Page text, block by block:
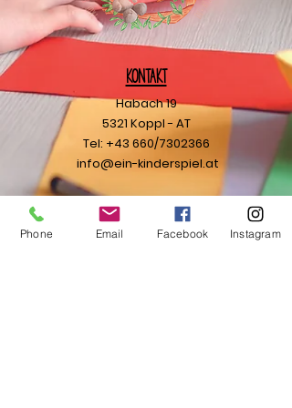
Kontakt
Habach 19
5321 Koppl - AT
Tel: +43 660/7302366
info@ein-kinderspiel.at
Ihre Nachricht
Phone Email Facebook Instagram